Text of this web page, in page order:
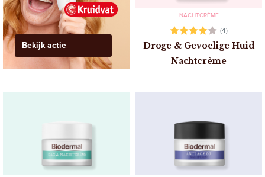
Bekijk actie
NACHTCRÈME
(4)
Droge & Gevoelige Huid
Nachtcrème